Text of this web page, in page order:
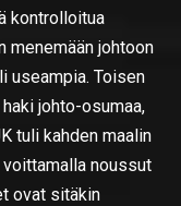
kontrolloitua
menemään johtoon
useampia. Toisen
johto-osumaa,
tuli kahden maalin
noussut
ovat sitäkin